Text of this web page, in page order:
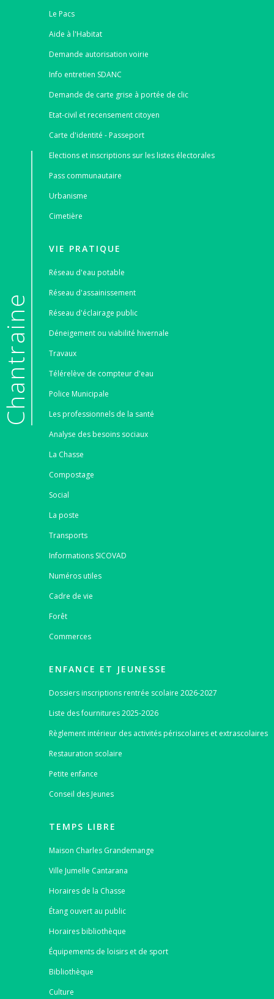
e
Le Pacs
Aide à l'Habitat
Demande autorisation voirie
Info entretien SDANC
Demande de carte grise à portée de clic
Etat-civil et recensement citoyen
Carte d'identité - Passeport
Elections et inscriptions sur les listes électorales
Pass communautaire
Urbanisme
Cimetière
VIE PRATIQUE
Réseau d'eau potable
Réseau d'assainissement
Réseau d'éclairage public
Déneigement ou viabilité hivernale
Travaux
Télérelève de compteur d'eau
Police Municipale
Les professionnels de la santé
Analyse des besoins sociaux
La Chasse
Compostage
Social
La poste
Transports
Informations SICOVAD
Numéros utiles
Cadre de vie
Forêt
Commerces
ENFANCE ET JEUNESSE
Dossiers inscriptions rentrée scolaire 2026-2027
Liste des fournitures 2025-2026
Règlement intérieur des activités périscolaires et extrascolaires
Restauration scolaire
Petite enfance
Conseil des Jeunes
TEMPS LIBRE
Maison Charles Grandemange
Ville Jumelle Cantarana
Horaires de la Chasse
Étang ouvert au public
Horaires bibliothèque
Équipements de loisirs et de sport
Bibliothèque
Culture